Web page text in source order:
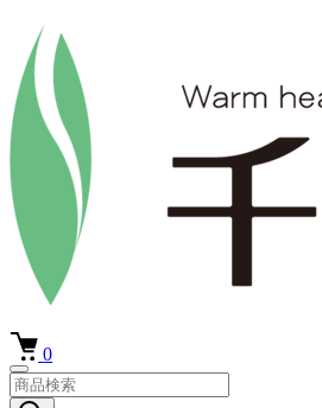
0